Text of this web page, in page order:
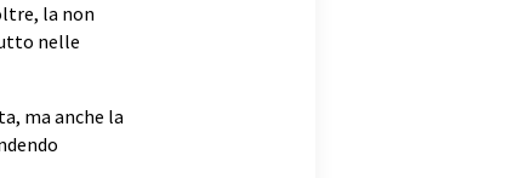
la non
nelle
ma anche la